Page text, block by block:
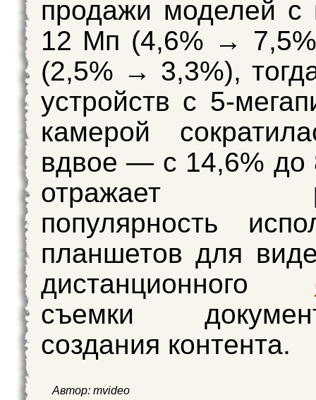
продажи моделей с
12 Мп (4,6% →
(2,5% → 3,3%),
устройств с 5-
камерой
вдвое — с 14,6% до
отражает
популярность
планшетов для
дистанционного
съемки
создания контента.
Автор: mvideo